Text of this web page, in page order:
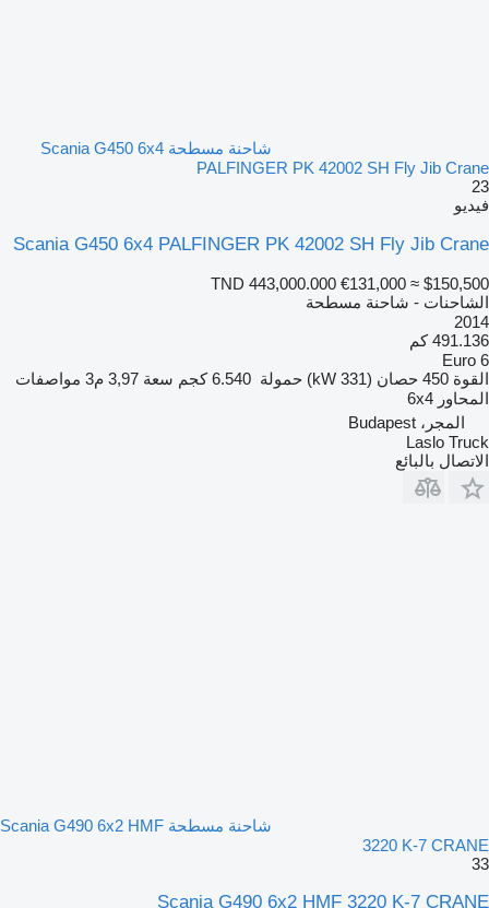
شاحنة مسطحة Scania G450 6x4
PALFINGER PK 42002 SH Fly Jib Crane
23
فيديو
Scania G450 6x4 PALFINGER PK 42002 SH Fly Jib Crane
TND 443,000.000 €131,000 ≈ $150,500
الشاحنات - شاحنة مسطحة
2014
491.136 كم
Euro 6
القوة 450 حصان (331 kW) حمولة 6.540 كجم سعة 3,97 م3
مواصفات
المحاور 6x4
المجر، Budapest
Laslo Truck
الاتصال بالبائع
شاحنة مسطحة Scania G490 6x2 HMF
3220 K-7 CRANE
33
Scania G490 6x2 HMF 3220 K-7 CRANE